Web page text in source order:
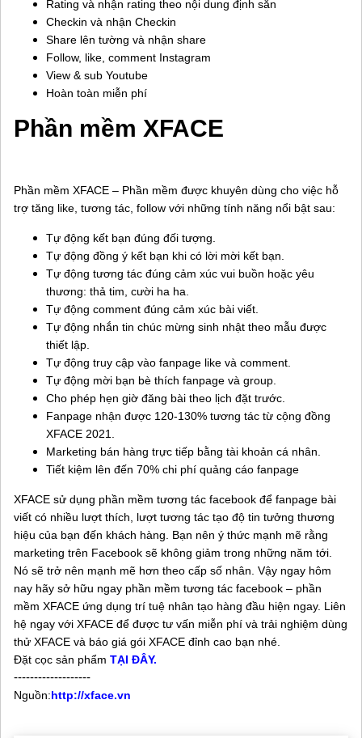
Rating và nhận rating theo nội dung định sẵn
Checkin và nhận Checkin
Share lên tường và nhận share
Follow, like, comment Instagram
View & sub Youtube
Hoàn toàn miễn phí
Phần mềm XFACE
Phần mềm XFACE – Phần mềm được khuyên dùng cho việc hỗ
trợ tăng like, tương tác, follow với những tính năng nổi bật sau:
Tự động kết bạn đúng đối tượng.
Tự động đồng ý kết bạn khi có lời mời kết bạn.
Tự động tương tác đúng cảm xúc vui buồn hoặc yêu
thương: thả tim, cười ha ha.
Tự động comment đúng cảm xúc bài viết.
Tự động nhắn tin chúc mừng sinh nhật theo mẫu được
thiết lập.
Tự động truy cập vào fanpage like và comment.
Tự động mời bạn bè thích fanpage và group.
Cho phép hẹn giờ đăng bài theo lịch đặt trước.
Fanpage nhận được 120-130% tương tác từ cộng đồng
XFACE 2021.
Marketing bán hàng trực tiếp bằng tài khoản cá nhân.
Tiết kiệm lên đến 70% chi phí quảng cáo fanpage
XFACE sử dụng phần mềm tương tác facebook để fanpage bài
viết có nhiều lượt thích, lượt tương tác tạo độ tin tưởng thương
hiệu của bạn đến khách hàng. Bạn nên ý thức mạnh mẽ rằng
marketing trên Facebook sẽ không giảm trong những năm tới.
Nó sẽ trở nên mạnh mẽ hơn theo cấp số nhân. Vậy ngay hôm
nay hãy sở hữu ngay phần mềm tương tác facebook – phần
mềm XFACE ứng dụng trí tuệ nhân tạo hàng đầu hiện ngay. Liên
hệ ngay với XFACE để được tư vấn miễn phí và trải nghiệm dùng
thử XFACE và báo giá gói XFACE đỉnh cao bạn nhé.
Đặt cọc sản phẩm TẠI ĐÂY.
-------------------
Nguồn:http://xface.vn